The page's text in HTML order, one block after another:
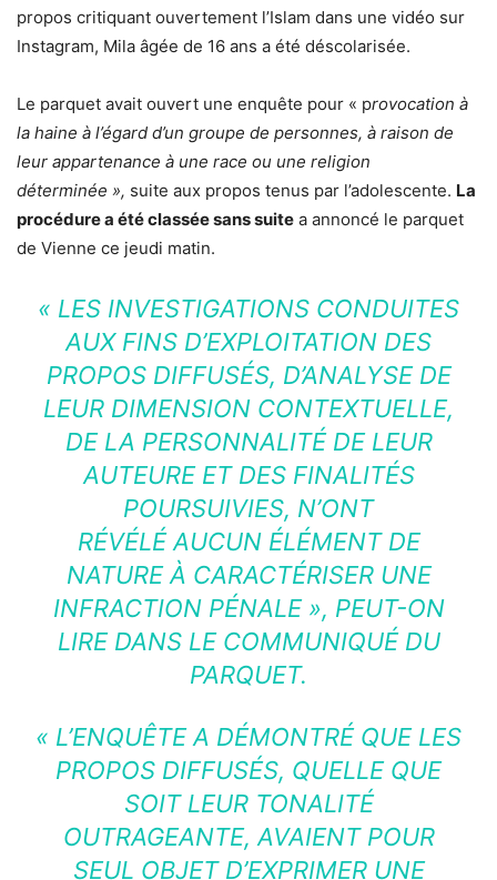
propos critiquant ouvertement l’Islam dans une vidéo sur
Instagram, Mila âgée de 16 ans a été déscolarisée.
Le parquet avait ouvert une enquête pour « provocation à
la haine à l’égard d’un groupe de personnes, à raison de
leur appartenance à une race ou une religion
déterminée », suite aux propos tenus par l’adolescente. La
procédure a été classée sans suite a annoncé le parquet
de Vienne ce jeudi matin.
« LES INVESTIGATIONS CONDUITES
AUX FINS D’EXPLOITATION DES
PROPOS DIFFUSÉS, D’ANALYSE DE
LEUR DIMENSION CONTEXTUELLE,
DE LA PERSONNALITÉ DE LEUR
AUTEURE ET DES FINALITÉS
POURSUIVIES, N’ONT
RÉVÉLÉ AUCUN ÉLÉMENT DE
NATURE À CARACTÉRISER UNE
INFRACTION PÉNALE », PEUT-ON
LIRE DANS LE COMMUNIQUÉ DU
PARQUET.
« L’ENQUÊTE A DÉMONTRÉ QUE LES
PROPOS DIFFUSÉS, QUELLE QUE
SOIT LEUR TONALITÉ
OUTRAGEANTE, AVAIENT POUR
SEUL OBJET D’EXPRIMER UNE